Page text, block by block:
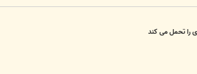
را تحمل می کند